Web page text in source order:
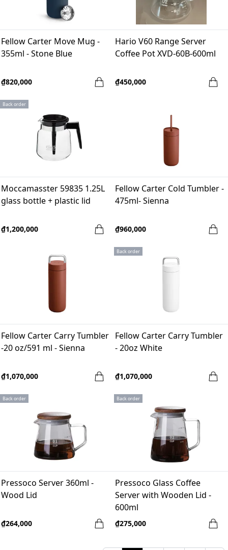
Fellow Carter Move Mug -
355ml - Stone Blue
₫820,000
Hario V60 Range Server
Coffee Pot XVD-60B-600ml
₫450,000
Back order
Moccamasster 59835 1.25L
glass bottle + plastic lid
₫1,200,000
Fellow Carter Cold Tumbler -
475ml- Sienna
₫960,000
Fellow Carter Carry Tumbler
-20 oz/591 ml - Sienna
₫1,070,000
Back order
Fellow Carter Carry Tumbler
- 20oz White
₫1,070,000
Back order
Pressoco Server 360ml -
Wood Lid
₫264,000
Back order
Pressoco Glass Coffee
Server with Wooden Lid -
600ml
₫275,000